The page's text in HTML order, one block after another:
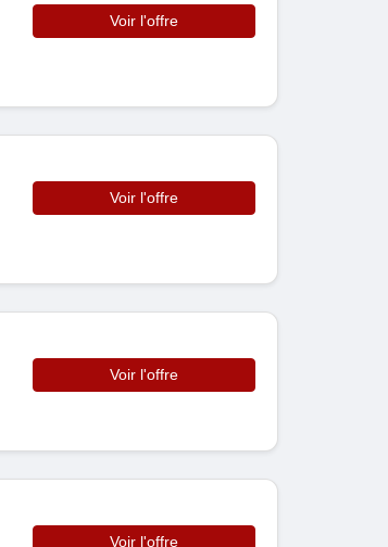
Voir l'offre
Voir l'offre
Voir l'offre
Voir l'offre